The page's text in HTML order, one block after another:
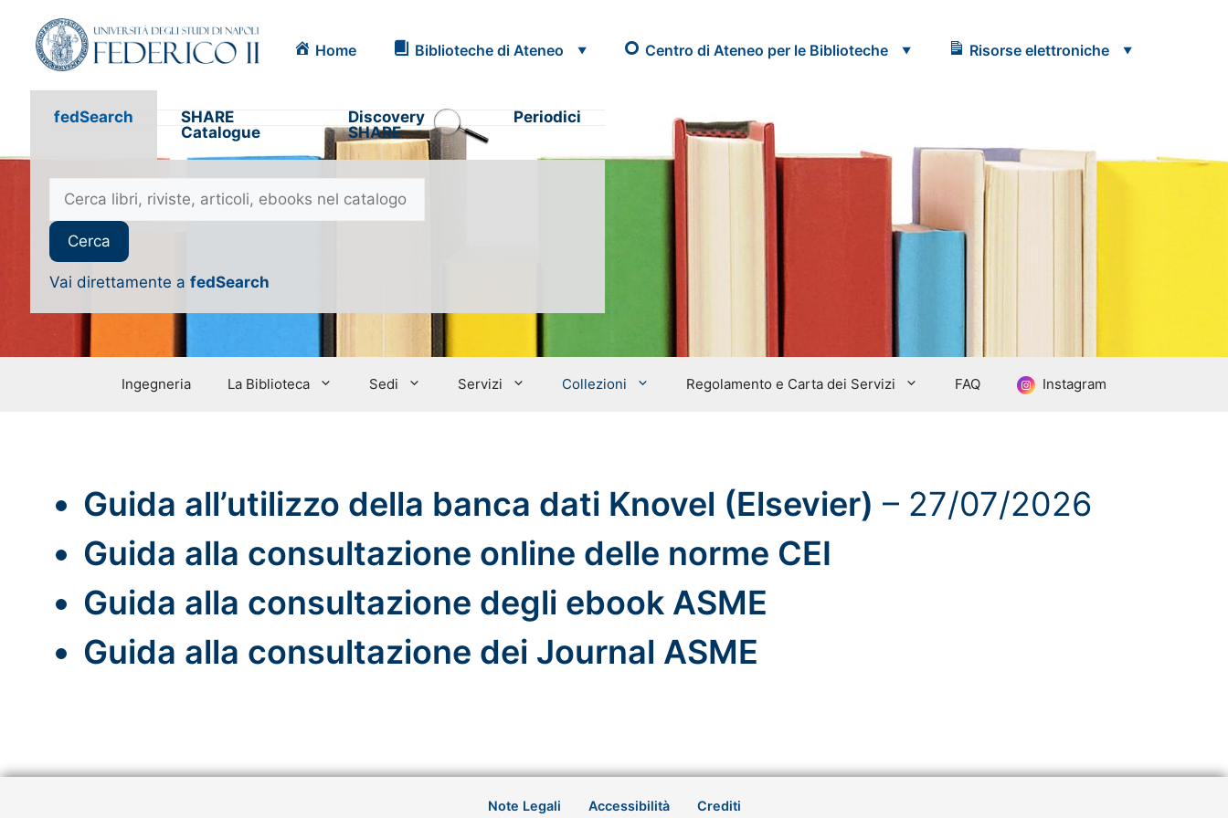
Home Biblioteche di Ateneo Centro di Ateneo per le Biblioteche Risorse elettroniche
fedSearch
SHARE
Catalogue
Discovery
SHARE
Periodici
Vai direttamente a fedSearch
Ingegneria La Biblioteca Sedi Servizi Collezioni Regolamento e Carta dei Servizi FAQ Instagram
Guida all’utilizzo della banca dati Knovel (Elsevier) – 27/07/2026
Guida alla consultazione online delle norme CEI
Guida alla consultazione degli ebook ASME
Guida alla consultazione dei Journal ASME
Note Legali Accessibilità Crediti